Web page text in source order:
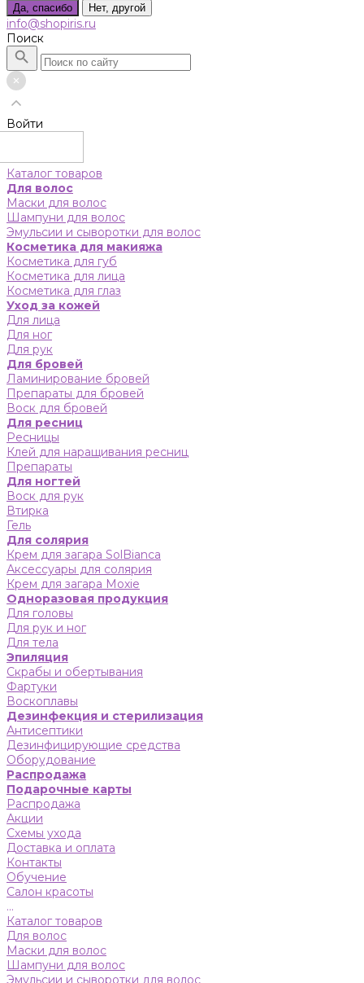
Да, спасибо Нет, другой
info@shopiris.ru
Поиск
Войти
Каталог товаров
Для волос
Маски для волос
Шампуни для волос
Эмульсии и сыворотки для волос
Косметика для макияжа
Косметика для губ
Косметика для лица
Косметика для глаз
Уход за кожей
Для лица
Для ног
Для рук
Для бровей
Ламинирование бровей
Препараты для бровей
Воск для бровей
Для ресниц
Ресницы
Клей для наращивания ресниц
Препараты
Для ногтей
Воск для рук
Втирка
Гель
Для солярия
Крем для загара SolBianca
Аксессуары для солярия
Крем для загара Moxie
Одноразовая продукция
Для головы
Для рук и ног
Для тела
Эпиляция
Скрабы и обертывания
Фартуки
Воскоплавы
Дезинфекция и стерилизация
Антисептики
Дезинфицирующие средства
Оборудование
Распродажа
Подарочные карты
Распродажа
Акции
Схемы ухода
Доставка и оплата
Контакты
Обучение
Салон красоты
...
Каталог товаров
Для волос
Маски для волос
Шампуни для волос
Эмульсии и сыворотки для волос